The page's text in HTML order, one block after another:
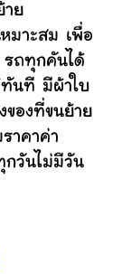
าย
หมาะสม เพื่อ
รถทุกคันได้
ทันที มีผ้าใบ
องที่ขนย้าย
าคาค่า
กวันไม่มีวัน